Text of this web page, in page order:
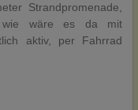
Strandpromenade,
wie wäre es da mit
aktiv, per Fahrrad